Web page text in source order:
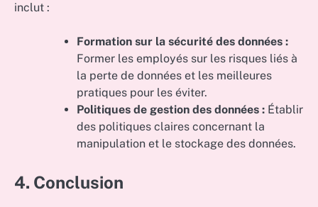
inclut :
Formation sur la sécurité des données :
Former les employés sur les risques liés à
la perte de données et les meilleures
pratiques pour les éviter.
Politiques de gestion des données : Établir
des politiques claires concernant la
manipulation et le stockage des données.
4. Conclusion